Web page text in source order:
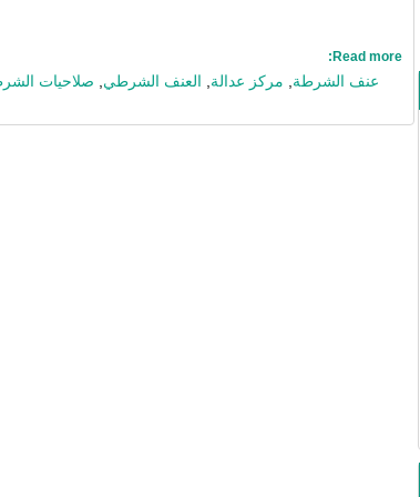
Read more:
عنف الشرطة مركز عدالة العنف الشرطي صلاحيات